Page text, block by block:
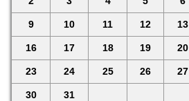
9 10 11 12 13
16 17 18 19 20
23 24 25 26 27
30 31